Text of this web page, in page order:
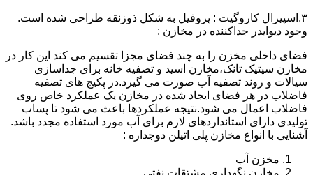
۳.اسپیرال کاروگیت : پروفیل به شکل ذوزنقه طراحی شده است.
وجود دیوایدر جداکننده در مخازن :
فضای داخلی مخزن را به چند فضای مجزا تقسیم می کند این کار در
مخازن سپتیک تانک،مخازن اسید و تصفیه خانه برای جداسازی
سیالات و روند تصفیه آب صورت می گیرد.در پکیج های تصفیه
فاضلاب در هر فضای ایجاد شده در مخازن یک عملکرد خاص روی
فاضلاب اعمال می شود.نتیجه عملکردها باعث می شود تا پساب
تولیدی دارای استانداردهای لازم برای آب مورد استفاده مجدد باشد.
آشنایی با انواع مخازن پلی اتیلن دوجداره :
مخزن آب
مخازن نگهداری مشتقات نفتی